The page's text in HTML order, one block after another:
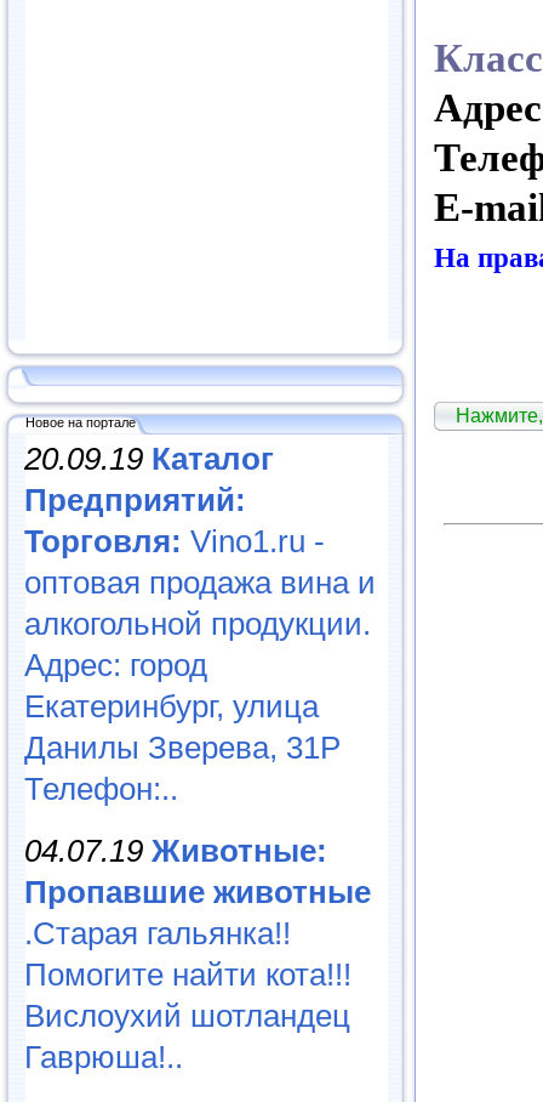
Новое на портале
20.09.19 Каталог
Предприятий:
Торговля: Vino1.ru -
оптовая продажа вина и
алкогольной продукции.
Адрес: город
Екатеринбург, улица
Данилы Зверева, 31Р
Телефон:..
04.07.19 Животные:
Пропавшие животные
.Старая гальянка!!
Помогите найти кота!!!
Вислоухий шотландец
Гаврюша!..
E-
На